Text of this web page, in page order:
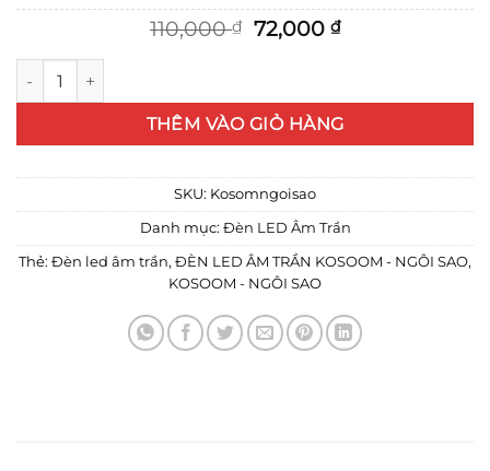
110,000₫ Giá
gốc
72,000 ₫Giá
72,000 ₫.
ĐÈN LED ÂM TRẦN KOSOOM - NGÔI SAO số lượng
THÊM VÀO GIỎ HÀNG
SKU: Kosomngoisao
Danh mục: Đèn LED Âm Trần
Thẻ: Đèn led âm trần, ĐÈN LED ÂM TRẦN KOSOOM - NGÔI SAO,
KOSOOM - NGÔI SAO